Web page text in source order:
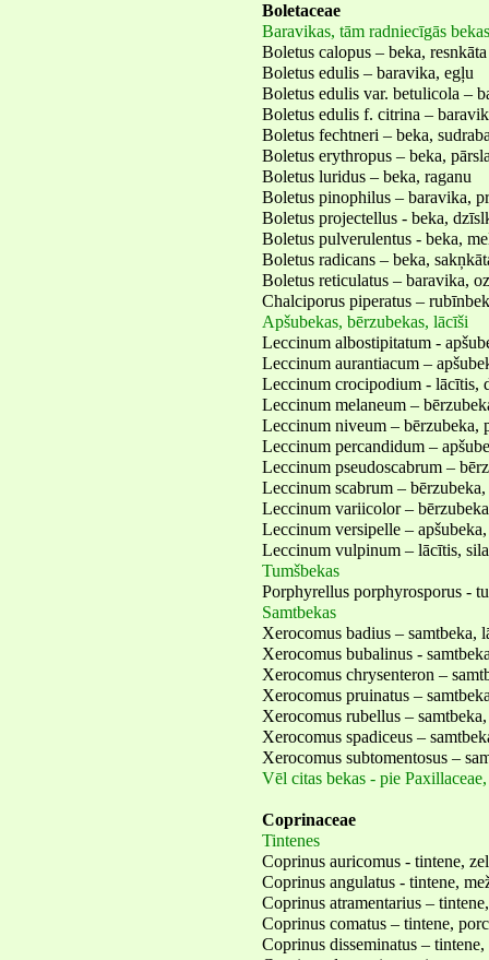
Boletaceae
Baravikas, tām radniecīgās bekas
Boletus calopus – beka, resnkāta
Boletus edulis – baravika, egļu
Boletus edulis var. betulicola –
Boletus edulis f. citrina –
Boletus fechtneri – beka,
Boletus erythropus – beka,
Boletus luridus – beka, raganu
Boletus pinophilus – baravika,
Boletus projectellus - beka,
Boletus pulverulentus - beka,
Boletus radicans – beka,
Boletus reticulatus – baravika,
Chalciporus piperatus –
Apšubekas, bērzubekas, lācīši
Leccinum albostipitatum -
Leccinum aurantiacum –
Leccinum crocipodium - lācītis,
Leccinum melaneum –
Leccinum niveum – bērzubeka,
Leccinum percandidum –
Leccinum pseudoscabrum –
Leccinum scabrum – bērzubeka,
Leccinum variicolor –
Leccinum versipelle –
Leccinum vulpinum – lācītis, sila
Tumšbekas
Porphyrellus porphyrosporus -
Samtbekas
Xerocomus badius – samtbeka,
Xerocomus bubalinus -
Xerocomus chrysenteron –
Xerocomus pruinatus –
Xerocomus rubellus –
Xerocomus spadiceus –
Xerocomus subtomentosus –
Vēl citas bekas - pie
Coprinaceae
Tintenes
Coprinus auricomus - tintene,
Coprinus angulatus - tintene,
Coprinus atramentarius –
Coprinus comatus – tintene,
Coprinus disseminatus – tintene,